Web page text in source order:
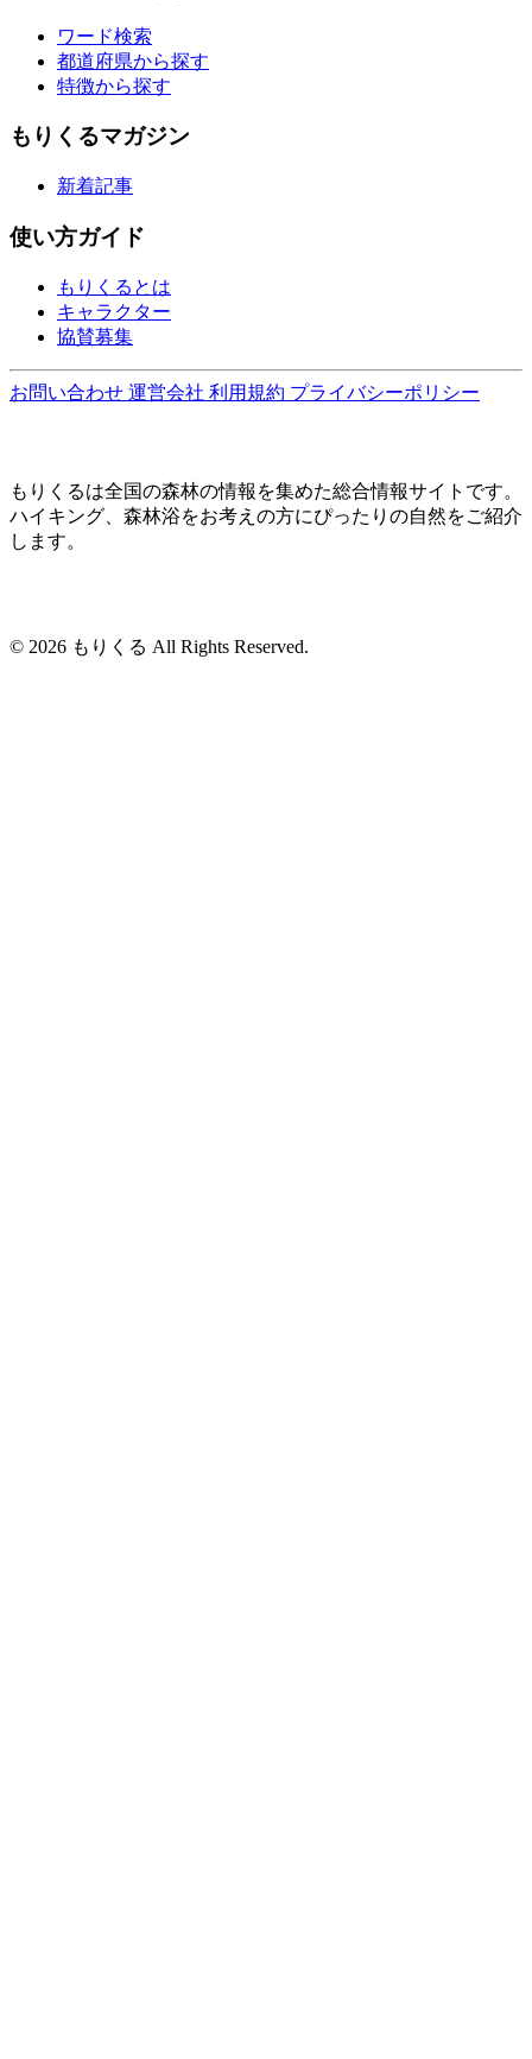
ワード検索
都道府県から探す
特徴から探す
もりくるマガジン
新着記事
使い方ガイド
もりくるとは
キャラクター
協賛募集
お問い合わせ 運営会社 利用規約 プライバシーポリシー
もりくるは全国の森林の情報を集めた総合情報サイトです。
ハイキング、森林浴をお考えの方にぴったりの自然をご紹介
します。
© 2026 もりくる All Rights Reserved.